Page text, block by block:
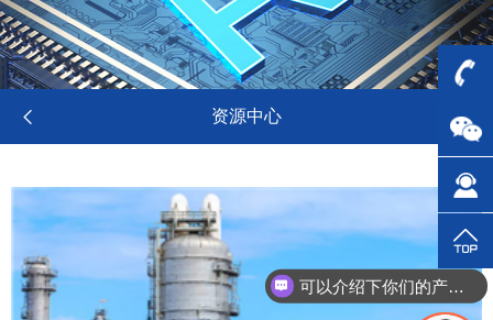
 资源中心 
可以介绍下你们的产品么？